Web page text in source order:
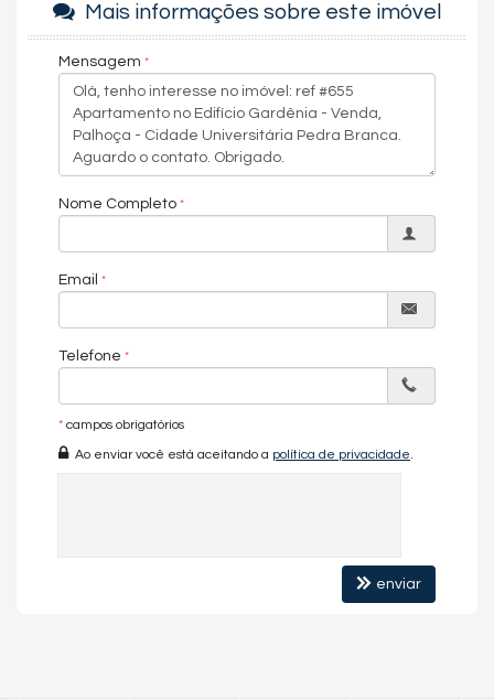
Mais informações sobre este imóvel
Mensagem
Nome Completo
Email
Telefone
* campos obrigatórios
Ao enviar você está aceitando a política de privacidade.
enviar